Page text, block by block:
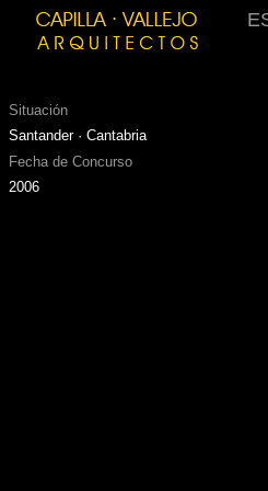
Situación
Santander · Cantabria
Fecha de Concurso
2006